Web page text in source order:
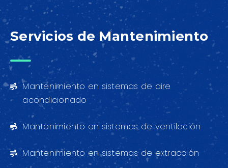
Servicios de Mantenimiento
Mantenimiento en sistemas de aire
acondicionado
Mantenimiento en sistemas de ventilación
Mantenimiento en sistemas de extracción